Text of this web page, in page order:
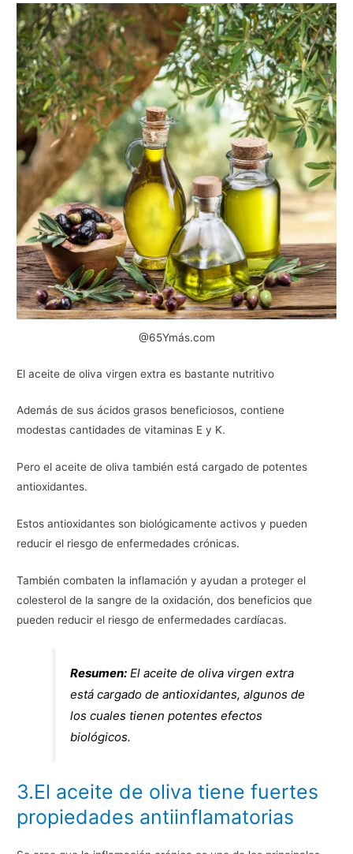
@65Ymás.com
El aceite de oliva virgen extra es bastante nutritivo
Además de sus ácidos grasos beneficiosos, contiene
modestas cantidades de vitaminas E y K.
Pero el aceite de oliva también está cargado de potentes
antioxidantes.
Estos antioxidantes son biológicamente activos y pueden
reducir el riesgo de enfermedades crónicas.
También combaten la inflamación y ayudan a proteger el
colesterol de la sangre de la oxidación, dos beneficios que
pueden reducir el riesgo de enfermedades cardíacas.
Resumen: El aceite de oliva virgen extra
está cargado de antioxidantes, algunos de
los cuales tienen potentes efectos
biológicos.
3.El aceite de oliva tiene fuertes
propiedades antiinflamatorias